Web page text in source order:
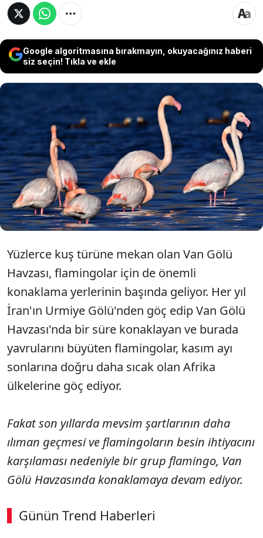
Google algoritmasına bırakmayın, okuyacağınız haberi
siz seçin! Tıkla ve ekle
Van Gölü Havzası, her yıl binlerce flamingonun
rotasında yer alıyor. İran'ın Urmiye Gölü'nden
nisan ayında gelen flamingoların bir kısmı, son
yıllarda kış aylarında da Van Gölü kıyılarında
kalmayı tercih ederek doğaya görsel bir şölen
sundu.
Yüzlerce kuş türüne mekan olan Van Gölü
Havzası, flamingolar için de önemli
konaklama yerlerinin başında geliyor. Her yıl
İran'ın Urmiye Gölü'nden göç edip Van Gölü
Havzası'nda bir süre konaklayan ve burada
yavrularını büyüten flamingolar, kasım ayı
sonlarına doğru daha sıcak olan Afrika
ülkelerine göç ediyor.
Fakat son yıllarda mevsim şartlarının daha
ılıman geçmesi ve flamingoların besin ihtiyacını
karşılaması nedeniyle bir grup flamingo, Van
Gölü Havzasında konaklamaya devam ediyor.
Günün Trend Haberleri